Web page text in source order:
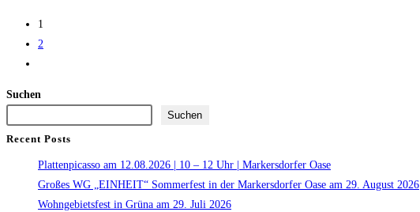
1
2
nächsten
Seite
Suchen
Suchen
Recent Posts
Plattenpicasso am 12.08.2026 | 10 – 12 Uhr | Markersdorfer Oase
Großes WG „EINHEIT“ Sommerfest in der Markersdorfer Oase am 29. August 2026
Wohngebietsfest in Grüna am 29. Juli 2026